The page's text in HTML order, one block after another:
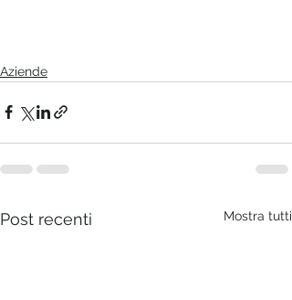
Aziende
Post recenti Mostra tutti